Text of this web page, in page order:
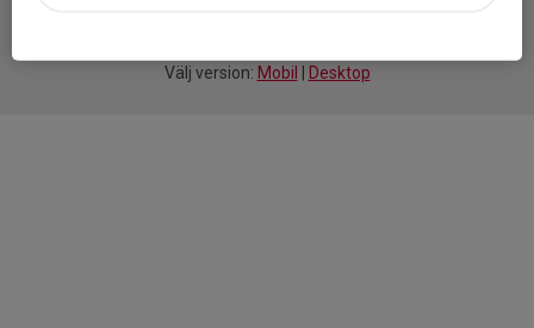
Välj version: Mobil Desktop